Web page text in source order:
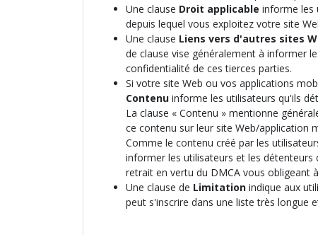
Une clause Droit applicable informe les
depuis lequel vous exploitez votre site
Une clause Liens vers d'autres sites
de clause vise généralement à informer
confidentialité de ces tierces parties.
Si votre site Web ou vos applications
Contenu informe les utilisateurs qu'ils
La clause « Contenu » mentionne
ce contenu sur leur site Web/application
Comme le contenu créé par les
informer les utilisateurs et les
retrait en vertu du DMCA vous obligeant
Une clause de Limitation indique aux
peut s'inscrire dans une liste très longue